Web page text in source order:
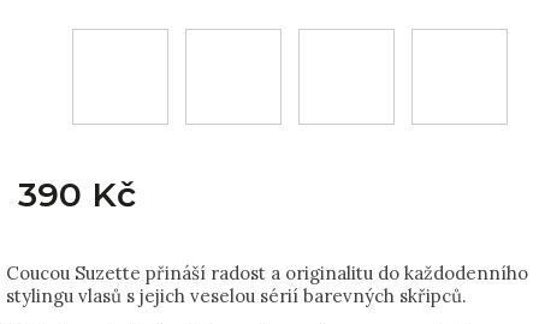
390 Kč
Coucou Suzette přináší radost a originalitu do každodenního
stylingu vlasů s jejich veselou sérií barevných skřipců.